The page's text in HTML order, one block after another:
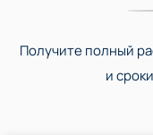
Получите полный
и